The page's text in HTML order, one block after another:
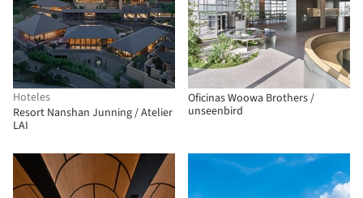
Hoteles
Resort Nanshan Junning / Atelier
LAI
Oficinas Woowa Brothers /
unseenbird